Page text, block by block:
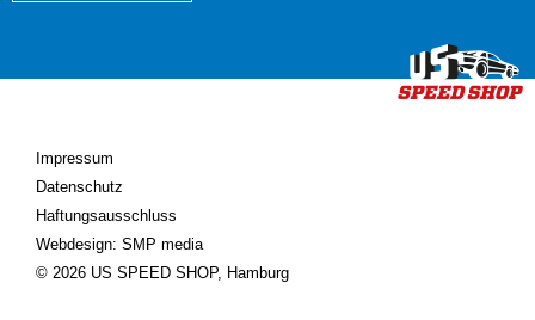
Impressum
Datenschutz
Haftungsausschluss
Webdesign: SMP media
© 2026 US SPEED SHOP, Hamburg